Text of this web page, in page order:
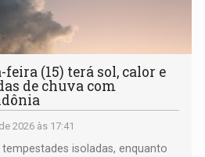
feira (15) terá sol, calor e
de chuva com
2026 às 17:41
isoladas, enquanto